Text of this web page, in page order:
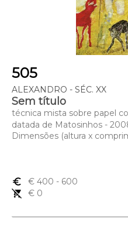
505
ALEXANDRO - SÉC. XX
Sem título
técnica mista sobre papel
datada de Matosinhos -
Dimensões (altura x
euro_symbol € 400 - 600
remove_shopping_cart
€ 0